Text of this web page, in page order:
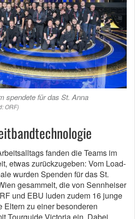
spendete für das St. Anna
ORF)
fanden die Teams im
etwas zurückzugeben: Vom Load-
wurden Spenden für das St.
gesammelt, die von Sennheiser
und EBU luden zudem 16 junge
Eltern zu einer besonderen